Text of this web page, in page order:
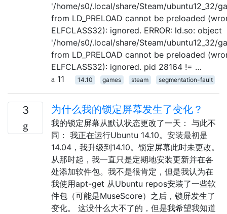
'/home/s0/.local/share/Steam/ubuntu12_32/
from LD_PRELOAD cannot be preloaded
ELFCLASS32): ignored. ERROR: ld.so: object
'/home/s0/.local/share/Steam/ubuntu12_32/
from LD_PRELOAD cannot be preloaded
ELFCLASS32): ignored. pid 28164 != …
11
14.10 games steam segmentation-fault
3 为什么我的锁定屏幕发生了变化？
我的锁定屏幕从默认状态更改了一天： 与此不
同： 我正在运行Ubuntu 14.10。安装最初是
14.04，我升级到14.10。锁定屏幕此时未更改。
从那时起，我一直只是定期地安装更新并在各
处添加软件包。我不是很肯定，但是我认为在
我使用apt-get 从Ubuntu repos安装了一些软
件包（可能是MuseScore）之后，锁屏发生了
变化。 这没什么大不了的，但是我希望我知道